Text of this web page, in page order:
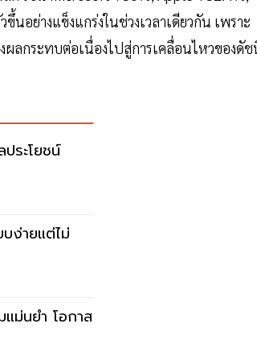
อย่างแข็งแกร่งในช่วงเวลาเดียวกัน เพราะ
ลกระทบต่อเนื่องไปสู่การเคลื่อนไหวของดั
ระโยชน์
ง่ายแต่ไม่
ม่นยำ โอกาส